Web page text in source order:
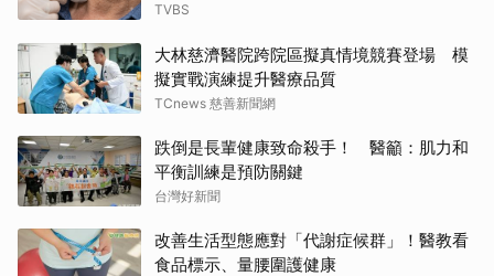
TVBS
大林慈濟醫院跨院區擬真情境競賽登場 模
擬實戰演練提升醫療品質
TCnews 慈善新聞網
跌倒是長輩健康致命殺手！ 醫籲：肌力和
平衡訓練是預防關鍵
台灣好新聞
改善生活型態應對「代謝症候群」！醫教看
食品標示、量腰圍護健康